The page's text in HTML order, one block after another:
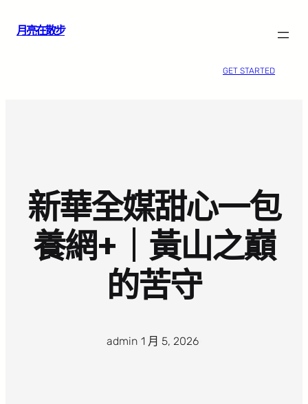
月亮在散步
GET STARTED
新華全媒甜心一包
養網+｜黃山之巔
的苦守
admin· 1 月 5, 2026·